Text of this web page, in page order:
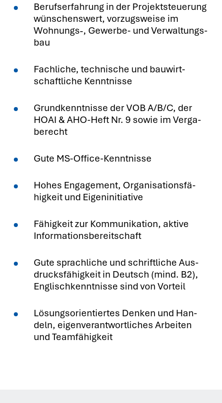
Berufs­er­fah­rung in der Pro­jekt­steue­rung
wün­schens­wert, vor­zugs­wei­se im
Wohnungs‑, Gewer­be- und Ver­wal­tungs­
bau
Fach­li­che, tech­ni­sche und bau­wirt­
schaft­li­che Kennt­nis­se
Grund­kennt­nis­se der VOB A/B/C, der
HOAI & AHO-Heft Nr. 9 sowie im Ver­ga­
be­recht
Gute MS-Office-Kennt­nis­se
Hohes Enga­ge­ment, Orga­ni­sa­ti­ons­fä­
hig­keit und Eigen­in­itia­ti­ve
Fähig­keit zur Kom­mu­ni­ka­ti­on, akti­ve
Infor­ma­ti­ons­be­reit­schaft
Gute sprach­li­che und schrift­li­che Aus­
drucks­fä­hig­keit in Deutsch (mind. B2),
Eng­lisch­kennt­nis­se sind von Vor­teil
Lösungs­ori­en­tier­tes Den­ken und Han­
deln, eigen­ver­ant­wort­li­ches Arbei­ten
und Team­fä­hig­keit